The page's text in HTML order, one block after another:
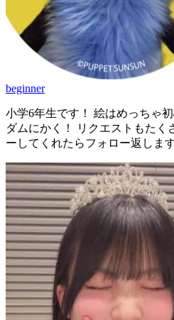
beginner
小学6年生です！ 絵はめっちゃ
ダムにかく！ リクエストもたく
ーしてくれたらフォロー返します